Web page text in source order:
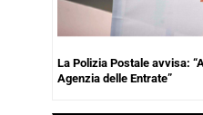
La Polizia Postale avvisa:
Agenzia delle Entrate”